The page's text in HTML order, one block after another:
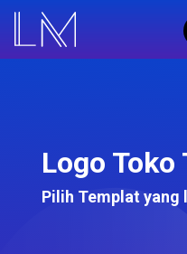
Logo Toko
Pilih Templat yang